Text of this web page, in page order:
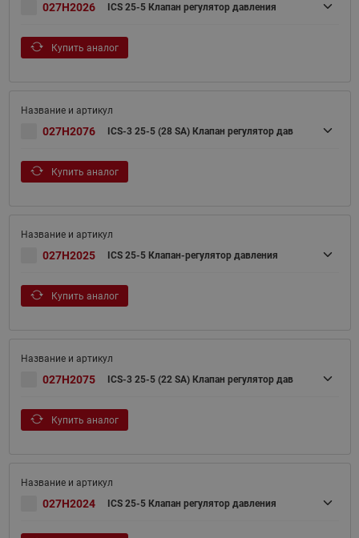
027H2026 ICS 25-5 Клапан регулятор давления
Купить аналог
027H2076 ICS-3 25-5 (28 SA) Клапан регулятор дав
Купить аналог
027H2025 ICS 25-5 Клапан-регулятор давления
Купить аналог
027H2075 ICS-3 25-5 (22 SA) Клапан регулятор дав
Купить аналог
027H2024 ICS 25-5 Клапан регулятор давления